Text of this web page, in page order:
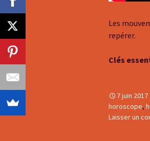
Les
repérer.
Clés
7 juin 2017
horoscope,
Laisser un